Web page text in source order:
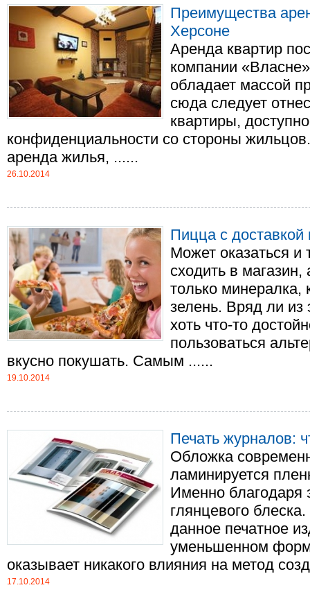
Преимущества
Херсоне
Аренда квартир
компании
обладает массой
сюда следует
квартиры,
конфиденциальности со стороны
аренда жилья, ......
26.10.2014
Пицца с
Может оказаться и
сходить в
только минералка,
зелень. Вряд ли из
хоть что-то
пользоваться
вкусно покушать. Самым ......
19.10.2014
Печать журналов:
Обложка
ламинируется
Именно благодаря
глянцевого
данное печатное
уменьшенном
оказывает никакого влияния на метод
17.10.2014